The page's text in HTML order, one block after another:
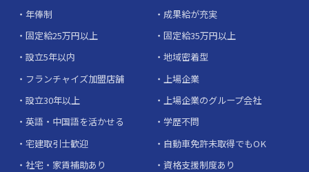
年俸制
成果給が充実
固定給25万円以上
固定給35万円以上
設立5年以内
地域密着型
フランチャイズ加盟店舗
上場企業
設立30年以上
上場企業のグループ会社
英語・中国語を活かせる
学歴不問
宅建取引士歓迎
自動車免許未取得でもOK
社宅・家賃補助あり
資格支援制度あり